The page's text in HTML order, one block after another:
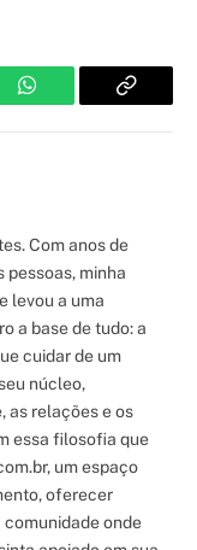
WhatsApp Copy
Com anos de
pessoas, minha
levou a uma
a base de tudo: a
cuidar de um
núcleo,
as relações e os
essa filosofia que
um espaço
oferecer
onde